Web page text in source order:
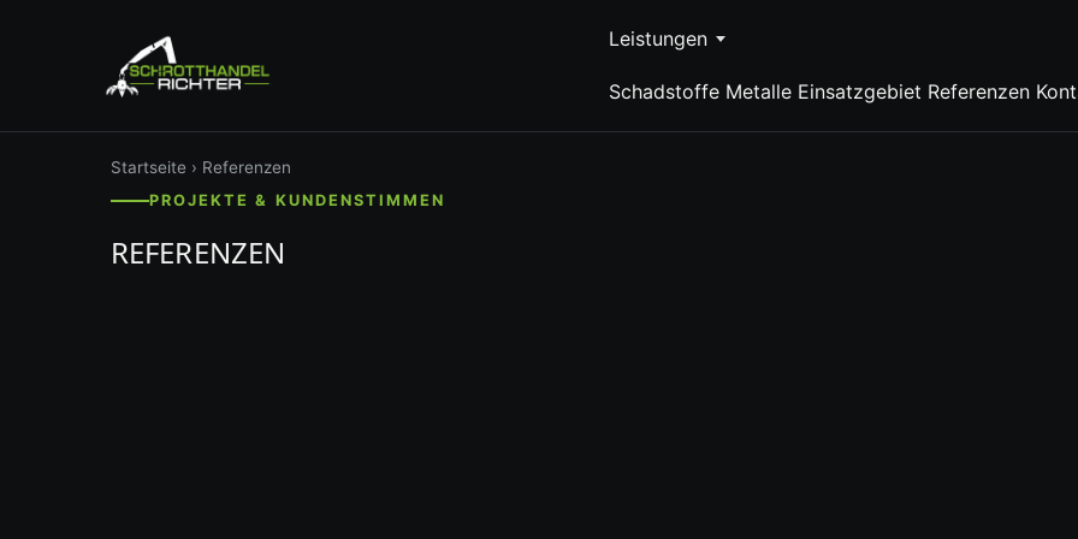
Leistungen
Schadstoffe Metalle Einsatzgebiet Referenzen
Startseite › Referenzen
PROJEKTE & KUNDENSTIMMEN
REFERENZEN